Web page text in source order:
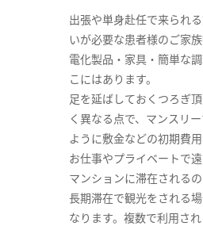
出張や単身赴任で来られ
いが必要な患者様のご家
電化製品・家具・簡単な
こにはあります。
足を延ばしておくつろぎ
く異なる点で、マンスリ
ように敷金などの初期費用
お仕事やプライベートで
マンションに滞在される
長期滞在で観光をされる
なります。複数で利用さ